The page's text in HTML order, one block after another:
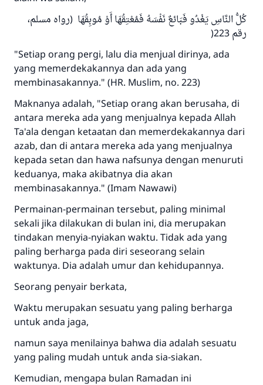
كُلُّ النَّاسِ يَغْدُو فَبَائعٌ نَفْسَهُ فَمُعْتِقُهَا أَوْ مُوبِقُهَا (رواه مسلم،
رقم 223(
"Setiap orang pergi, lalu dia menjual dirinya, ada
yang memerdekakannya dan ada yang
membinasakannya." (HR. Muslim, no. 223)
Maknanya adalah, "Setiap orang akan berusaha, di
antara mereka ada yang menjualnya kepada Allah
Ta'ala dengan ketaatan dan memerdekakannya dari
azab, dan di antara mereka ada yang menjualnya
kepada setan dan hawa nafsunya dengan menuruti
keduanya, maka akibatnya dia akan
membinasakannya." (Imam Nawawi)
Permainan-permainan tersebut, paling minimal
sekali jika dilakukan di bulan ini, dia merupakan
tindakan menyia-nyiakan waktu. Tidak ada yang
paling berharga pada diri seseorang selain
waktunya. Dia adalah umur dan kehidupannya.
Seorang penyair berkata,
Waktu merupakan sesuatu yang paling berharga
untuk anda jaga,
namun saya menilainya bahwa dia adalah sesuatu
yang paling mudah untuk anda sia-siakan.
Kemudian, mengapa bulan Ramadan ini
menyelamatkan pernikahan.
Bantu kami dalam memberikan jawaban untuk umat
Rasulullah ﷺ bersabda
"Siapa yang menunjukkan suatu kebaikan,
meka dia akan mendapatkan pahala yang
sama dengan orang yang melakukannya"
MUSLIM, 1893
Saham